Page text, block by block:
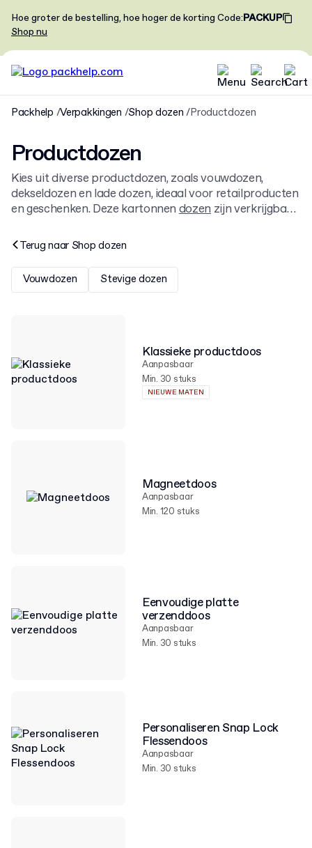
Hoe groter de bestelling, hoe hoger de korting Code:PACKUP
Shop nu
Packhelp Verpakkingen Shop dozen Productdozen
Productdozen
Kies uit diverse productdozen, zoals vouwdozen,
dekseldozen en lade dozen, ideaal voor retailproducten
en geschenken. Deze kartonnendozen zijn verkrijgbaar
worden voor jouw merk.
Terug naar Shop dozen
Vouwdozen Stevige dozen
Klassieke productdoos
Aanpasbaar
Min. 30 stuks
NIEUWE MATEN
Magneetdoos
Aanpasbaar
Min. 120 stuks
Eenvoudige platte
verzenddoos
Aanpasbaar
Min. 30 stuks
Personaliseren Snap Lock
Flessendoos
Aanpasbaar
Min. 30 stuks